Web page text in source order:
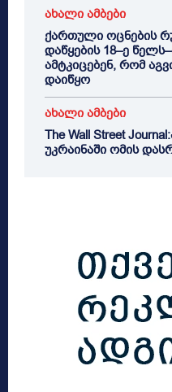
ახალი ამბები
ქართული ოცნების
დაწყების 18–ე
ამტკიცებენ, რომ
დაიწყო
ახალი ამბები
The Wall Street
უკრაინაში ომის